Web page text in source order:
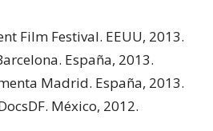
Film Festival. EEUU, 2013.
España, 2013.
Madrid. España, 2013.
México, 2012.